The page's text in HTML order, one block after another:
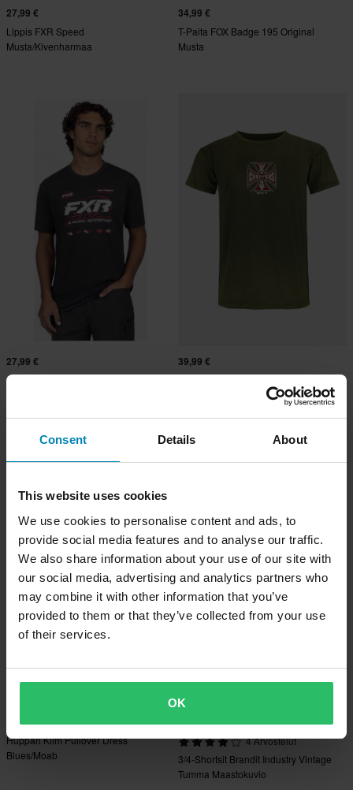
Consent Details About
This website uses cookies
We use cookies to personalise content and ads, to
provide social media features and to analyse our traffic.
We also share information about your use of our site with
our social media, advertising and analytics partners who
may combine it with other information that you’ve
provided to them or that they’ve collected from your use
of their services.
OK
27,99 €
Lippis FXR Speed
Musta/Kivenharmaa
34,99 €
T-Paita FOX Badge 195 Original
Musta
27,99 € 39,99 €
Motorcycle Co. Vihreä
75 €
Huppari Klim Pullover Dress
Blues/Moab
Alkaen
39,90 €
4 Arvostelut
3/4-Shortsit Brandit Industry Vintage
Tumma Maastokuvio